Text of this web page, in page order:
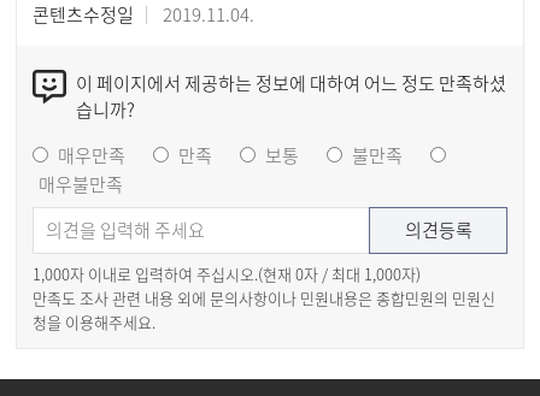
콘텐츠수정일
2019.11.04.
이 페이지에서 제공하는 정보에 대하여 어느 정도 만족하셨
습니까?
매우만족
만족 보통
불만족
매우불만족
1,000자 이내로 입력하여 주십시오.(현재 0자 / 최대 1,000자)
만족도 조사 관련 내용 외에 문의사항이나 민원내용은 종합민원의 민원신
청을 이용해주세요.